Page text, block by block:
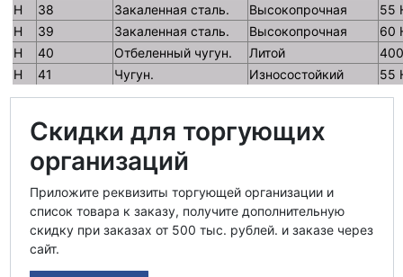
H 38 Закаленная сталь. Высокопрочная
55
H
39 Закаленная сталь. Высокопрочная
60
H
40 Отбеленный чугун. Литой
H
41 Чугун. Износостойкий 55
Скидки для торгующих
организаций
Приложите реквизиты торгующей организации и
список товара к заказу, получите дополнительную
скидку при заказах от 500 тыс. рублей. и заказе через
сайт.